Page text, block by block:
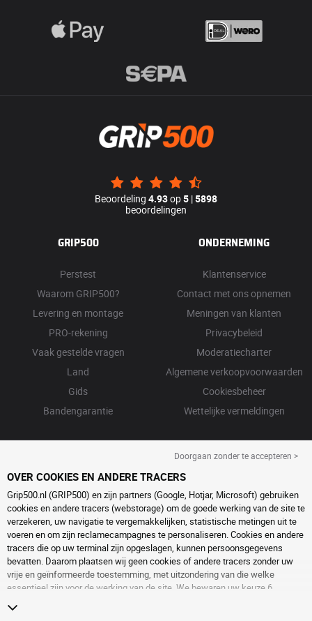
Beoordeling 4.93op5 |5898
beoordelingen
GRIP500
Perstest
Waarom GRIP500?
Levering en montage
PRO-rekening
Vaak gestelde vragen
Land
Gids
Bandengarantie
ONDERNEMING
Klantenservice
Contact met ons opnemen
Meningen van klanten
Privacybeleid
Moderatiecharter
Algemene verkoopvoorwaarden
Cookiesbeheer
Wettelijke vermeldingen
Doorgaan zonder te accepteren >
OVER COOKIES EN ANDERE TRACERS
Grip500.nl (GRIP500) en zijn partners (Google, Hotjar, Microsoft) gebruiken
cookies en andere tracers (webstorage) om de goede werking van de site te
verzekeren, uw navigatie te vergemakkelijken, statistische metingen uit te
voeren en om zijn reclamecampagnes te personaliseren. Cookies en andere
tracers die op uw terminal zijn opgeslagen, kunnen persoonsgegevens
bevatten. Daarom plaatsen wij geen cookies of andere tracers zonder uw
vrije en geïnformeerde toestemming, met uitzondering van die welke
essentieel zijn voor de werking van de site. We bewaren uw keuze 6
pagina over